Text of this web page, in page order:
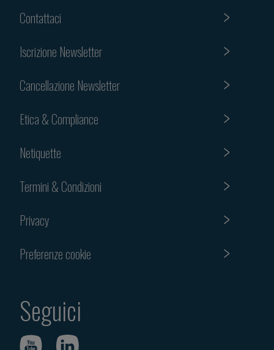
Contattaci
Iscrizione Newsletter
Cancellazione Newsletter
Etica & Compliance
Netiquette
Termini & Condizioni
Privacy
Preferenze cookie
Seguici